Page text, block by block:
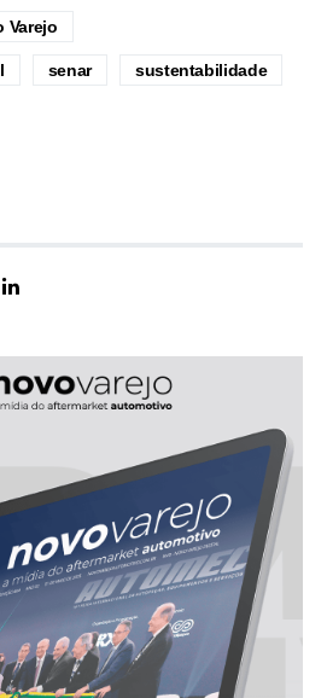
Varejo
senar sustentabilidade